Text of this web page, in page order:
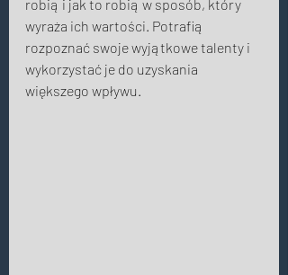
robią i jak to robią w sposób, który
wyraża ich wartości. Potrafią
rozpoznać swoje wyjątkowe talenty i
wykorzystać je do uzyskania
większego wpływu.